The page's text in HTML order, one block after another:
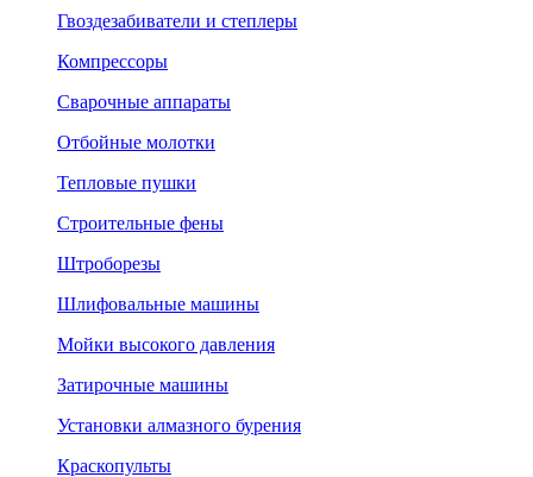
Гвоздезабиватели и степлеры
Компрессоры
Сварочные аппараты
Отбойные молотки
Тепловые пушки
Строительные фены
Штроборезы
Шлифовальные машины
Мойки высокого давления
Затирочные машины
Установки алмазного бурения
Краскопульты